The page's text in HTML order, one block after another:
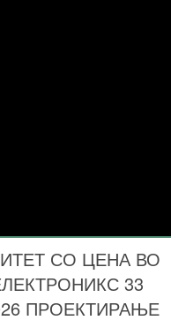
СО ЦЕНА ВО
33
ПРОЕКТИРАЊЕ